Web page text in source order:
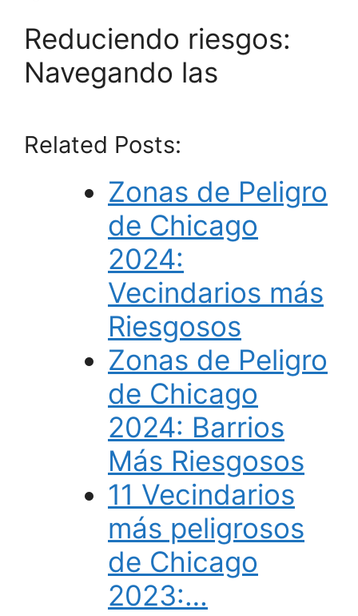
Reduciendo riesgos:
Navegando las
Related Posts:
Zonas de Peligro
de Chicago
2024:
Vecindarios más
Riesgosos
Zonas de Peligro
de Chicago
2024: Barrios
Más Riesgosos
11 Vecindarios
más peligrosos
de Chicago
2023:…